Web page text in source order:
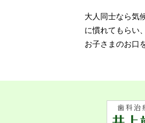
大人同士なら気
に慣れてもらい
お子さまのお口